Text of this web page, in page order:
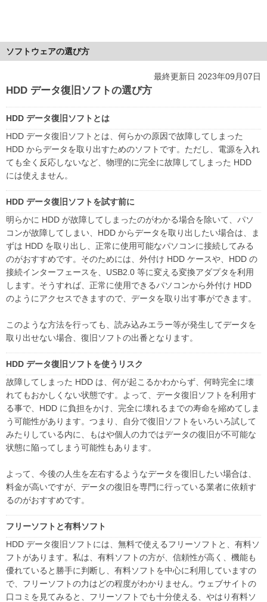
ソフトウェアの選び方
最終更新日 2023年09月07日
HDD データ復旧ソフトの選び方
HDD データ復旧ソフトとは
HDD データ復旧ソフトとは、何らかの原因で故障してしまった
HDD からデータを取り出すためのソフトです。ただし、電源を入れ
ても全く反応しないなど、物理的に完全に故障してしまった HDD
には使えません。
HDD データ復旧ソフトを試す前に
明らかに HDD が故障してしまったのがわかる場合を除いて、パソ
コンが故障してしまい、HDD からデータを取り出したい場合は、ま
ずは HDD を取り出し、正常に使用可能なパソコンに接続してみる
のがおすすめです。そのためには、外付け HDD ケースや、HDD の
接続インターフェースを、USB2.0 等に変える変換アダプタを利用
します。そうすれば、正常に使用できるパソコンから外付け HDD
のようにアクセスできますので、データを取り出す事ができます。
このような方法を行っても、読み込みエラー等が発生してデータを
取り出せない場合、復旧ソフトの出番となります。
HDD データ復旧ソフトを使うリスク
故障してしまった HDD は、何が起こるかわからず、何時完全に壊
れてもおかしくない状態です。よって、データ復旧ソフトを利用す
る事で、HDD に負担をかけ、完全に壊れるまでの寿命を縮めてしま
う可能性があります。つまり、自分で復旧ソフトをいろいろ試して
みたりしている内に、もはや個人の力ではデータの復旧が不可能な
状態に陥ってしまう可能性もあります。
よって、今後の人生を左右するようなデータを復旧したい場合は、
料金が高いですが、データの復旧を専門に行っている業者に依頼す
るのがおすすめです。
フリーソフトと有料ソフト
HDD データ復旧ソフトには、無料で使えるフリーソフトと、有料ソ
フトがあります。私は、有料ソフトの方が、信頼性が高く、機能も
優れていると勝手に判断し、有料ソフトを中心に利用していますの
で、フリーソフトの力はどの程度がわかりません。ウェブサイトの
口コミを見てみると、フリーソフトでも十分使える、やはり有料ソ